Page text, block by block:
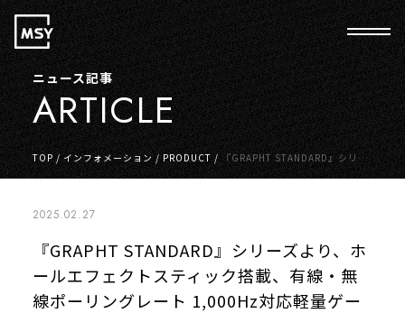
ニュース記事
ARTICLE
TOP / インフォメーション / PRODUCT /
ズより、ホールエフェクトスティック搭載、有線・無線ポーリングレート
2025.02.27
『GRAPHT STANDARD』シリーズより、ホ
ールエフェクトスティック搭載、有線・無
線ポーリングレート 1,000Hz対応軽量ゲー